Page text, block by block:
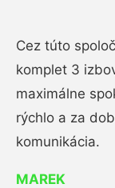
Cez túto
komplet 3
maximálne
rýchlo a za
komunikácia.
MAREK